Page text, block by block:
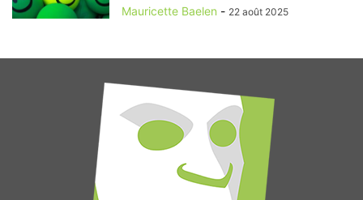
Mauricette Baelen - 22 août 2025